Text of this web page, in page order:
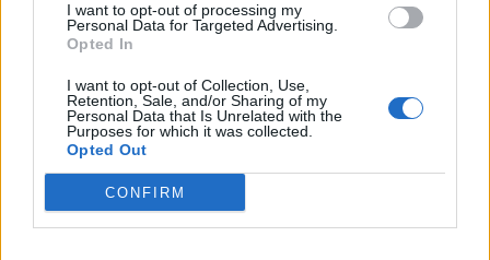
I want to opt-out of processing my
Personal Data for Targeted Advertising.
Opted In
I want to opt-out of Collection, Use,
Retention, Sale, and/or Sharing of my
Personal Data that Is Unrelated with the
Purposes for which it was collected.
Opted Out
CONFIRM
X